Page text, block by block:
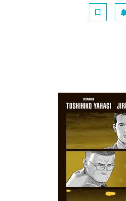
bookmark_border notifications